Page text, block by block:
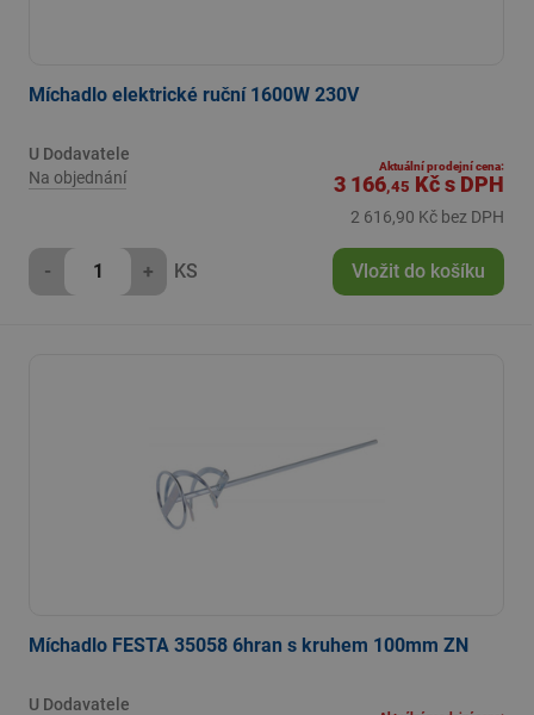
Míchadlo elektrické ruční 1600W 230V
U Dodavatele
Na objednání
Aktuální prodejní cena:
3 166,45 Kčs DPH
2 616,90 Kč bez DPH
- + KS Vložit do košíku
Míchadlo FESTA 35058 6hran s kruhem 100mm ZN
U Dodavatele